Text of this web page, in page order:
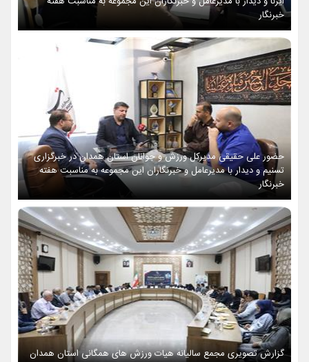
خبرنگار
حضور علی حقیقی مدیرکل ورزش و جوانان استان همدان در خبرگزاری
تسنیم و دیدار با مدیرعامل و خبرنگاران این مجموعه به مناسبت هفته
خبرنگار
گزارش تصویری مجمع سالیانه هیات ورزش های همگانی استان همدان